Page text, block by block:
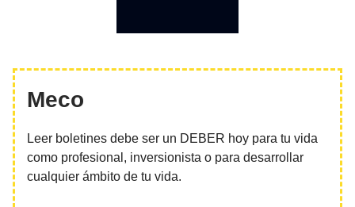
Meco
Leer boletines debe ser un DEBER hoy para tu vida
como profesional, inversionista o para desarrollar
cualquier ámbito de tu vida.